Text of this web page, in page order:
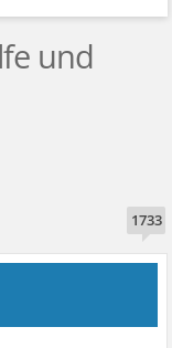
und
1733